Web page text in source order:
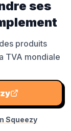
ses
produits
TVA mondiale
Squeezy